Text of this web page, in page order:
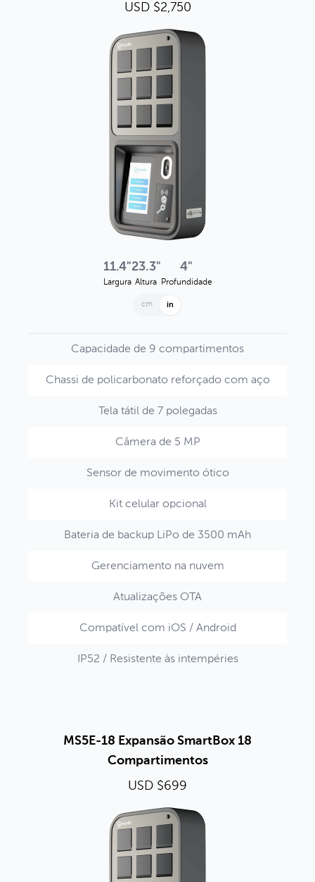
USD $2,750
11.4"
Largura
23.3"
Altura
4"
Profundidade
cm in
Capacidade de 9 compartimentos
Chassi de policarbonato reforçado com aço
Tela tátil de 7 polegadas
Câmera de 5 MP
Sensor de movimento ótico
Kit celular opcional
Bateria de backup LiPo de 3500 mAh
Gerenciamento na nuvem
Atualizações OTA
Compatível com iOS / Android
IP52 / Resistente às intempéries
MS5E-18 Expansão SmartBox 18
Compartimentos
USD $699